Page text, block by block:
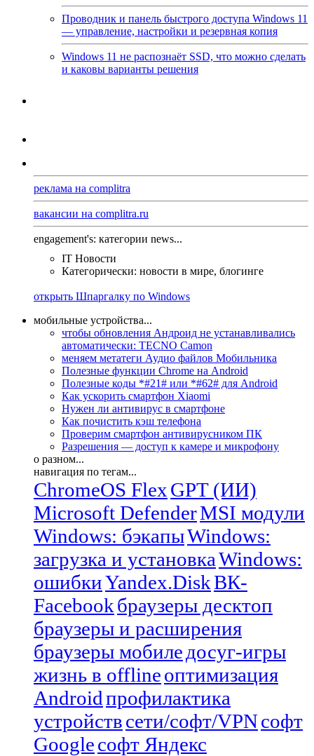
Проводник и панель быстрого доступа Windows 11
— управление, настройки и резервная копия
Windows 11 не распознаёт SSD, что можно сделать
и каковы варианты решения
реклама на complitra
вакансии на complitra.ru
engagement's: категории news...
IT Новости
Категорически: новости в мире, блогинге
открыть Шпаргалку по Windows
мобильные устройства...
чтобы обновления Андроид не устанавливались
автоматически: TECNO Camon
меняем метатеги Аудио файлов Мобильника
Полезные функции Chrome на Android
Полезные коды *#21# или *#62# для Android
Как ускорить смартфон Xiaomi
Нужен ли антивирус в смартфоне
Как почистить кэш телефона
Проверим смартфон антивирусником ПК
Разрешения — доступ к камере и микрофону
о разном...
навигация по тегам...
ChromeOS FlexGPT (ИИ)
Microsoft DefenderMSI модули
Windows: бэкапыWindows:
загрузка и установкаWindows:
ошибкиYandex.DiskВК-
Facebookбраузеры десктоп
браузеры и расширения
браузеры мобиле досуг-игры
жизнь в offlineоптимизация
Androidпрофилактика
устройствсети/софт/VPNсофт
Googleсофт Яндекс